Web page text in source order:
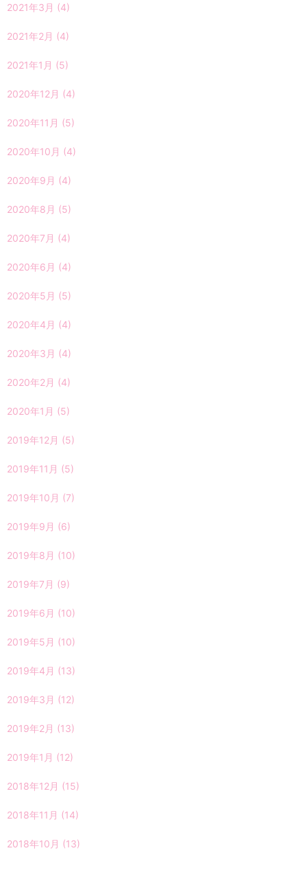
2021年3月 (4)
2021年2月 (4)
2021年1月 (5)
2020年12月 (4)
2020年11月 (5)
2020年10月 (4)
2020年9月 (4)
2020年8月 (5)
2020年7月 (4)
2020年6月 (4)
2020年5月 (5)
2020年4月 (4)
2020年3月 (4)
2020年2月 (4)
2020年1月 (5)
2019年12月 (5)
2019年11月 (5)
2019年10月 (7)
2019年9月 (6)
2019年8月 (10)
2019年7月 (9)
2019年6月 (10)
2019年5月 (10)
2019年4月 (13)
2019年3月 (12)
2019年2月 (13)
2019年1月 (12)
2018年12月 (15)
2018年11月 (14)
2018年10月 (13)